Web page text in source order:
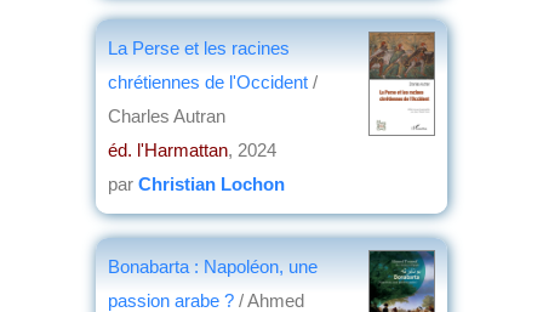
La Perse et les racines
chrétiennes de l'Occident /
Charles Autran
éd. l'Harmattan, 2024
par Christian Lochon
Bonabarta : Napoléon, une
passion arabe ? / Ahmed